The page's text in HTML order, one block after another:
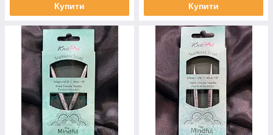
Купити Купити